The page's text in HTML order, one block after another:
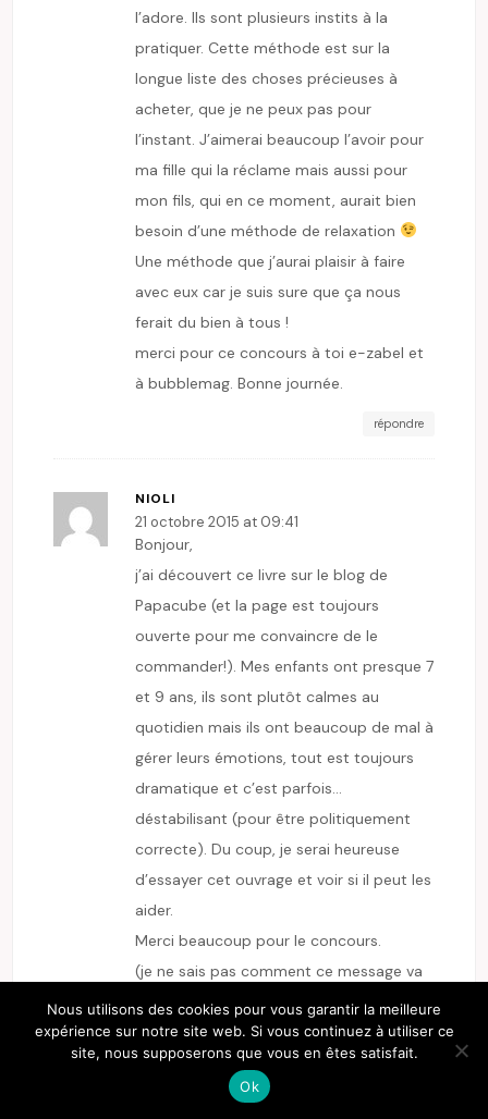
l’adore. Ils sont plusieurs instits à la
pratiquer. Cette méthode est sur la
longue liste des choses précieuses à
acheter, que je ne peux pas pour
l’instant. J’aimerai beaucoup l’avoir pour
ma fille qui la réclame mais aussi pour
mon fils, qui en ce moment, aurait bien
besoin d’une méthode de relaxation
Une méthode que j’aurai plaisir à faire
avec eux car je suis sure que ça nous
ferait du bien à tous !
merci pour ce concours à toi e-zabel et
à bubblemag. Bonne journée.
répondre
NIOLI
21 octobre 2015 at 09:41
Bonjour,
j’ai découvert ce livre sur le blog de
Papacube (et la page est toujours
ouverte pour me convaincre de le
commander!). Mes enfants ont presque 7
et 9 ans, ils sont plutôt calmes au
quotidien mais ils ont beaucoup de mal à
gérer leurs émotions, tout est toujours
dramatique et c’est parfois…
déstabilisant (pour être politiquement
correcte). Du coup, je serai heureuse
d’essayer cet ouvrage et voir si il peut les
aider.
Merci beaucoup pour le concours.
(je ne sais pas comment ce message va
apparaitre, le retour à la ligne ne
fonctionne pas
)
Nous utilisons des cookies pour vous garantir la meilleure
expérience sur notre site web. Si vous continuez à utiliser ce
site, nous supposerons que vous en êtes satisfait.
Ok